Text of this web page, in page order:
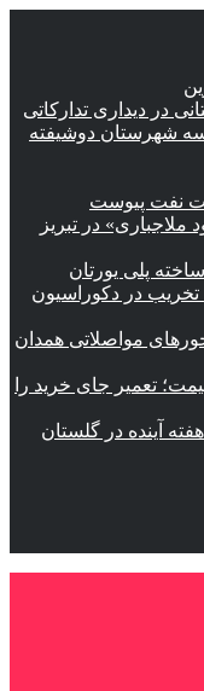
در دیداری تدارکاتی
و پرورش دیّر: ۲۰ مدرسه شهرستان دوشیفته
نفت پیوست
در تبریز
پلی یورتان
در دکوراسیون
تردد در محورهای مواصلاتی همدان
تعمیر جای خرید را
آینده در گلستان